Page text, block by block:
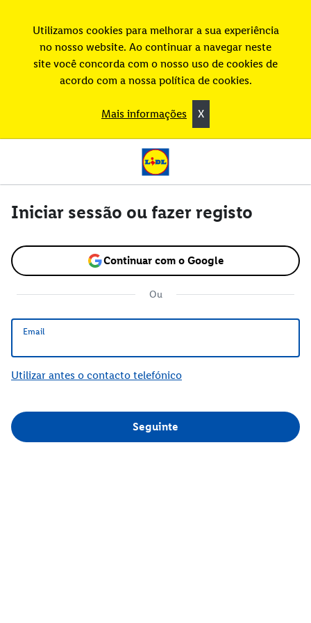
Utilizamos cookies para melhorar a sua experiência
no nosso website. Ao continuar a navegar neste
site você concorda com o nosso uso de cookies de
acordo com a nossa política de cookies.
Mais informações X
Iniciar sessão ou fazer registo
Continuar com o Google
Ou
Email
Email
Utilizar antes o contacto telefónico
Seguinte